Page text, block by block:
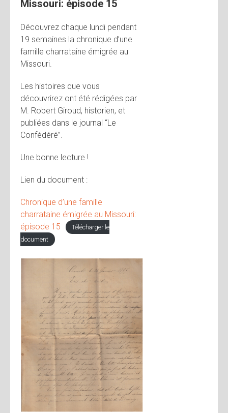
Missouri: épisode 15
Découvrez chaque lundi pendant
19 semaines la chronique d’une
famille charrataine émigrée au
Missouri.
Les histoires que vous
découvrirez ont été rédigées par
M. Robert Giroud, historien, et
publiées dans le journal “Le
Confédéré”.
Une bonne lecture !
Lien du document :
Chronique d’une famille
charrataine émigrée au Missouri:
épisode 15
Télécharger le
document